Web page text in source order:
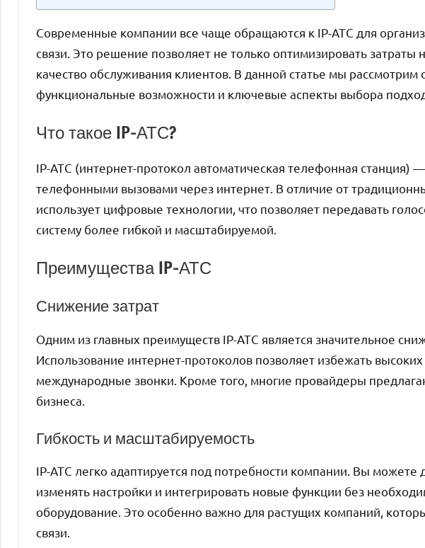
Современные компании все чаще обращаются к IP-АТС для
связи. Это решение позволяет не только оптимизировать затраты
качество обслуживания клиентов. В данной статье мы
функциональные возможности и ключевые аспекты выбора
Что такое IP-АТС?
IP-АТС (интернет-протокол автоматическая телефонная станция)
телефонными вызовами через интернет. В отличие от
использует цифровые технологии, что позволяет передавать
систему более гибкой и масштабируемой.
Преимущества IP-АТС
Снижение затрат
Одним из главных преимуществ IP-АТС является значительное
Использование интернет-протоколов позволяет избежать
международные звонки. Кроме того, многие провайдеры
бизнеса.
Гибкость и масштабируемость
IP-АТС легко адаптируется под потребности компании. Вы можете
изменять настройки и интегрировать новые функции без
оборудование. Это особенно важно для растущих компаний,
связи.